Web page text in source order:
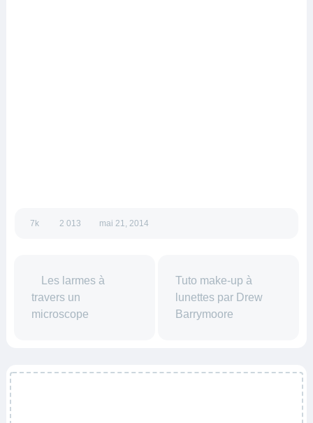
7k 2 013 mai 21, 2014
travers un microscope
Tuto make-up à
lunettes par Drew
Barrymoore